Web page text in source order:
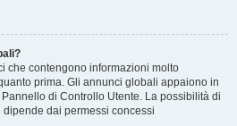
che contengono informazioni molto
prima. Gli annunci globali appaiono in
di Controllo Utente. La possibilità di
dai permessi concessi